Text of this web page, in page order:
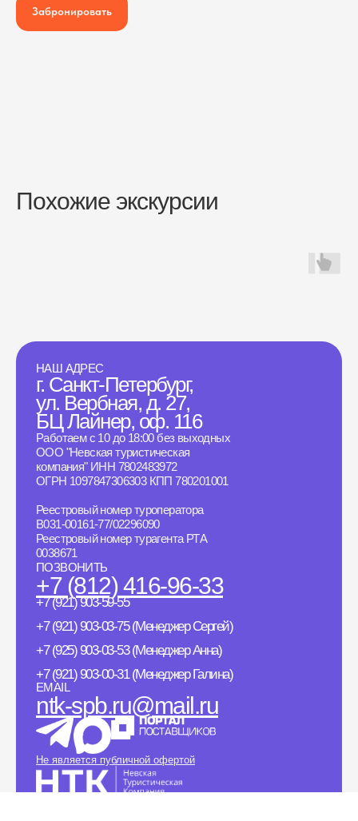
Забронировать
Похожие экскурсии
НАШ АДРЕС
г. Санкт-Петербург,
ул. Вербная, д. 27,
БЦ Лайнер, оф. 116
Работаем с 10 до 18:00 без выходных
ООО "Невская туристическая
компания" ИНН 7802483972
ОГРН 1097847306303 КПП 780201001
Реестровый номер туроператора
B031-00161-77/02296090
Реестровый номер турагента РТА
0038671
ПОЗВОНИТЬ
+7 (812) 416-96-33
+7 (921) 903-59-55
+7 (921) 903-03-75 (Менеджер Сергей)
+7 (925) 903-03-53 (Менеджер Анна)
+7 (921) 903-00-31 (Менеджер Галина)
EMAIL
ntk-spb.ru@mail.ru
Не является публичной офертой